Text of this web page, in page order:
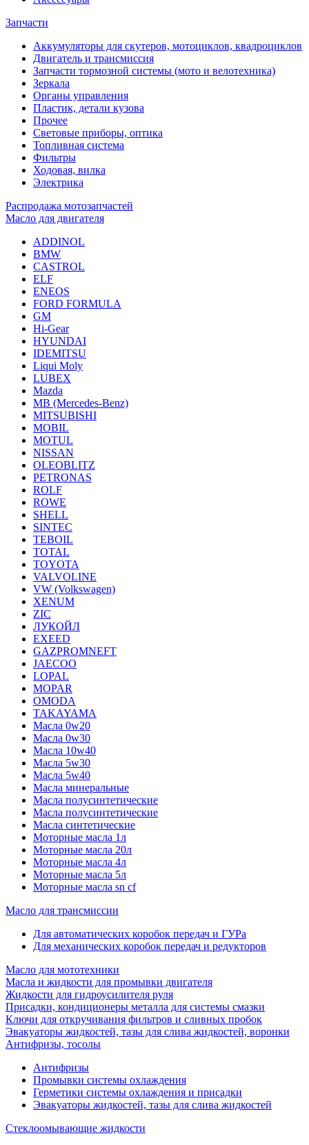
Запчасти
Аккумуляторы для скутеров, мотоциклов, квадроциклов
Двигатель и трансмиссия
Запчасти тормозной системы (мото и велотехника)
Зеркала
Органы управления
Пластик, детали кузова
Прочее
Световые приборы, оптика
Топливная система
Фильтры
Ходовая, вилка
Электрика
Распродажа мотозапчастей
Масло для двигателя
ADDINOL
BMW
CASTROL
ELF
ENEOS
FORD FORMULA
GM
Hi-Gear
HYUNDAI
IDEMITSU
Liqui Moly
LUBEX
Mazda
MB (Mercedes-Вenz)
MITSUBISHI
MOBIL
MOTUL
NISSAN
OLEOBLITZ
PETRONAS
ROLF
ROWE
SHELL
SINTEC
TEBOIL
TOTAL
TOYOTA
VALVOLINE
VW (Volkswagen)
XENUM
ZIC
ЛУКОЙЛ
EXEED
GAZPROMNEFT
JAECOO
LOPAL
MOPAR
OMODA
TAKAYAMA
Масла 0w20
Масла 0w30
Масла 10w40
Масла 5w30
Масла 5w40
Масла минеральные
Масла полусинтетические
Масла полусинтетические
Масла синтетические
Моторные масла 1л
Моторные масла 20л
Моторные масла 4л
Моторные масла 5л
Моторные масла sn cf
Масло для трансмиссии
Для автоматических коробок передач и ГУРа
Для механических коробок передач и редукторов
Масло для мототехники
Масла и жидкости для промывки двигателя
Жидкости для гидроусилителя руля
Присадки, кондиционеры металла для системы смазки
Ключи для откручивания фильтров и сливных пробок
Эвакуаторы жидкостей, тазы для слива жидкостей, воронки
Антифризы, тосолы
Антифризы
Промывки системы охлаждения
Герметики системы охлаждения и присадки
Эвакуаторы жидкостей, тазы для слива жидкостей
Стеклоомывающие жидкости